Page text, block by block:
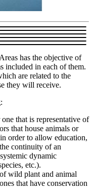
has the objective of
included in each of them.
are related to the
they will receive.
that is representative of
that house animals or
order to allow education,
continuity of an
dynamic
etc.).
wild plant and animal
that have conservation